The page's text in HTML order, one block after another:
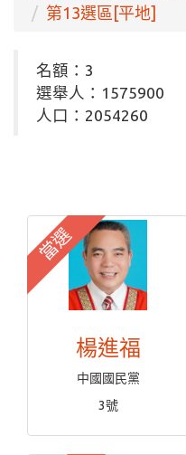
第13選區[平地]
名額：3
選舉人：1575900
人口：2054260
當選
楊進福
中國國民黨
3號